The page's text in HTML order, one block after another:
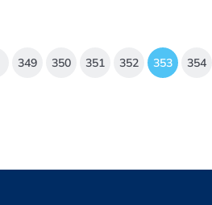
349 350 351 352 353 354